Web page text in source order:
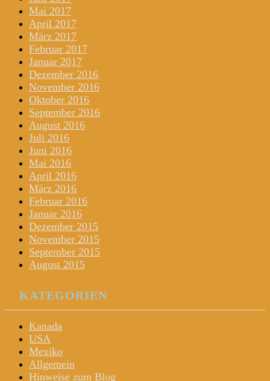
Mai 2017
April 2017
März 2017
Februar 2017
Januar 2017
Dezember 2016
November 2016
Oktober 2016
September 2016
August 2016
Juli 2016
Juni 2016
Mai 2016
April 2016
März 2016
Februar 2016
Januar 2016
Dezember 2015
November 2015
September 2015
August 2015
KATEGORIEN
Kanada
USA
Mexiko
Allgemein
Hinweise zum Blog